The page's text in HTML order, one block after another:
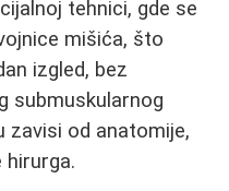
tehnici, gde se
mišića, što
izgled, bez
submuskularnog
zavisi od anatomije,
hirurga.